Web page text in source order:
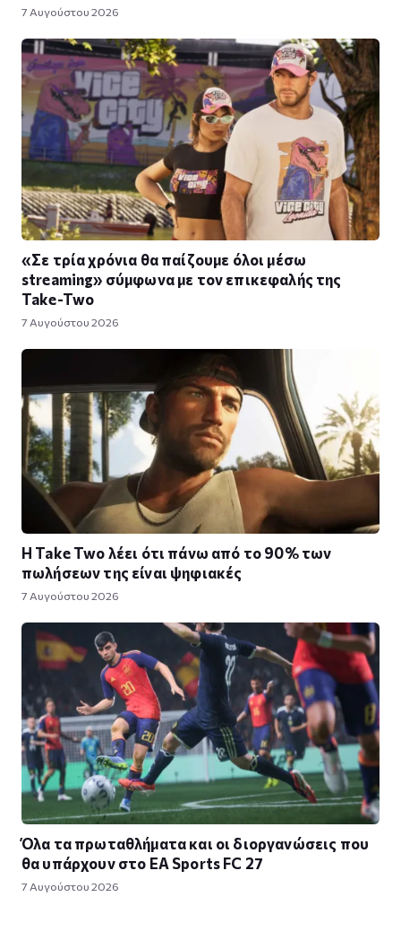
7 Αυγούστου 2026
«Σε τρία χρόνια θα παίζουμε όλοι μέσω
streaming» σύμφωνα με τον επικεφαλής της
Take-Two
7 Αυγούστου 2026
Η Take Twο λέει ότι πάνω από το 90% των
πωλήσεων της είναι ψηφιακές
7 Αυγούστου 2026
Όλα τα πρωταθλήματα και οι διοργανώσεις που
θα υπάρχουν στο EA Sports FC 27
7 Αυγούστου 2026